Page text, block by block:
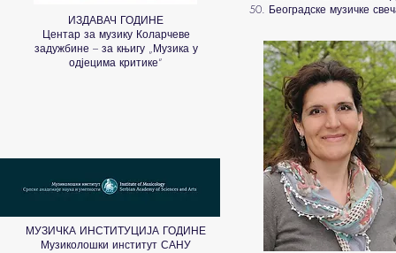
ИЗДАВАЧ ГОДИНЕ
Центар за музику Коларчеве
задужбине – за књигу „Музика у
одјецима критике“
МУЗИЧКА ИНСТИТУЦИЈА ГОДИНЕ
Музиколошки институт САНУ
50. Београдске музичке